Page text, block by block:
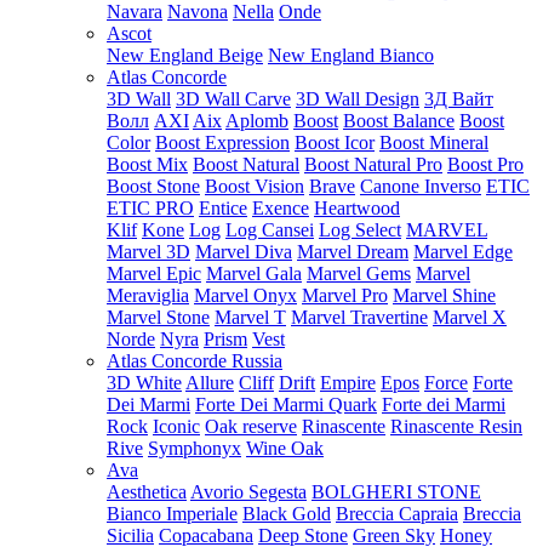
Navara Navona Nella Onde
Ascot
New England Beige New England Bianco
Atlas Concorde
3D Wall 3D Wall Carve 3D Wall Design 3Д Вайт
Волл AXI Aix Aplomb Boost Boost Balance Boost
Color Boost Expression Boost Icor Boost Mineral
Boost Mix Boost Natural Boost Natural Pro Boost Pro
Boost Stone Boost Vision Brave Canone Inverso ETIC
ETIC PRO Entice Exence Heartwood
Klif Kone Log Log Cansei Log Select MARVEL
Marvel 3D Marvel Diva Marvel Dream Marvel Edge
Marvel Epic Marvel Gala Marvel Gems Marvel
Meraviglia Marvel Onyx Marvel Pro Marvel Shine
Marvel Stone Marvel T Marvel Travertine Marvel X
Norde Nyra Prism Vest
Atlas Concorde Russia
3D White Allure Cliff Drift Empire Epos Force Forte
Dei Marmi Forte Dei Marmi Quark Forte dei Marmi
Rock Iconic Oak reserve Rinascente Rinascente Resin
Rive Symphonyx Wine Oak
Ava
Aesthetica Avorio Segesta BOLGHERI STONE
Bianco Imperiale Black Gold Breccia Capraia Breccia
Sicilia Copacabana Deep Stone Green Sky Honey